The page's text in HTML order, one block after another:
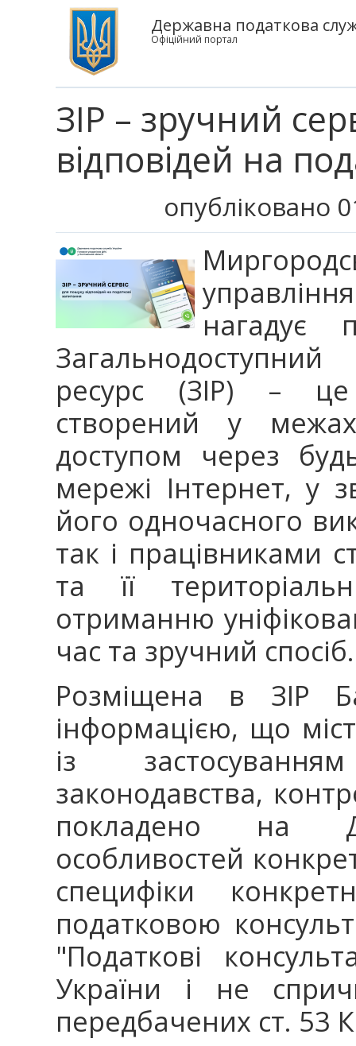
Державна податкова
Офіційний портал
ЗІР – зручний
відповідей на
опубліковано
нагадує
Загальнодоступний
ресурс (ЗІР) – це
створений у
доступом через
мережі Інтернет, у
його одночасного
так і працівниками
та її
отриманню
час та зручний спосіб.
Розміщена в ЗІР
інформацією, що
із
законодавства,
покладено на
особливостей
специфіки
податковою
"Податкові
України і не
передбачених ст.